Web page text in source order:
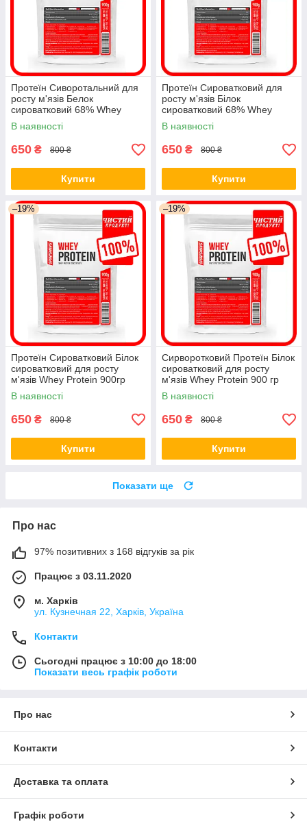
Протеїн Сиворотальний для
росту м'язів Белок
сироватковий 68% Whey
Protein 900гор
В наявності
650 ₴ 800 ₴
Купити
Протеїн Сироватковий для
росту м'язів Білок
сироватковий 68% Whey
Protein 900гр
В наявності
650 ₴ 800 ₴
Купити
–19%
Протеїн Сироватковий Білок
сироватковий для росту
м'язів Whey Protein 900гр
В наявності
650 ₴ 800 ₴
Купити
–19%
Сирворотковий Протеїн Білок
сироватковий для росту
м'язів Whey Protein 900 гр
В наявності
650 ₴ 800 ₴
Купити
Показати ще
Про нас
97% позитивних з 168 відгуків за рік
Працює з 03.11.2020
м. Харків
ул. Кузнечная 22, Харків, Україна
Контакти
Сьогодні працює з 10:00 до 18:00
Показати весь графік роботи
Про нас
Контакти
Доставка та оплата
Графік роботи